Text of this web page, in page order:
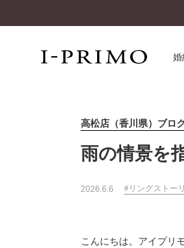
婚
婚約指輪一覧
セットリング一覧
アニバーサリー
高松店（香川県）ブロ
雨の情景を
2026.6.6 リングストー
こんにちは。アイプリ